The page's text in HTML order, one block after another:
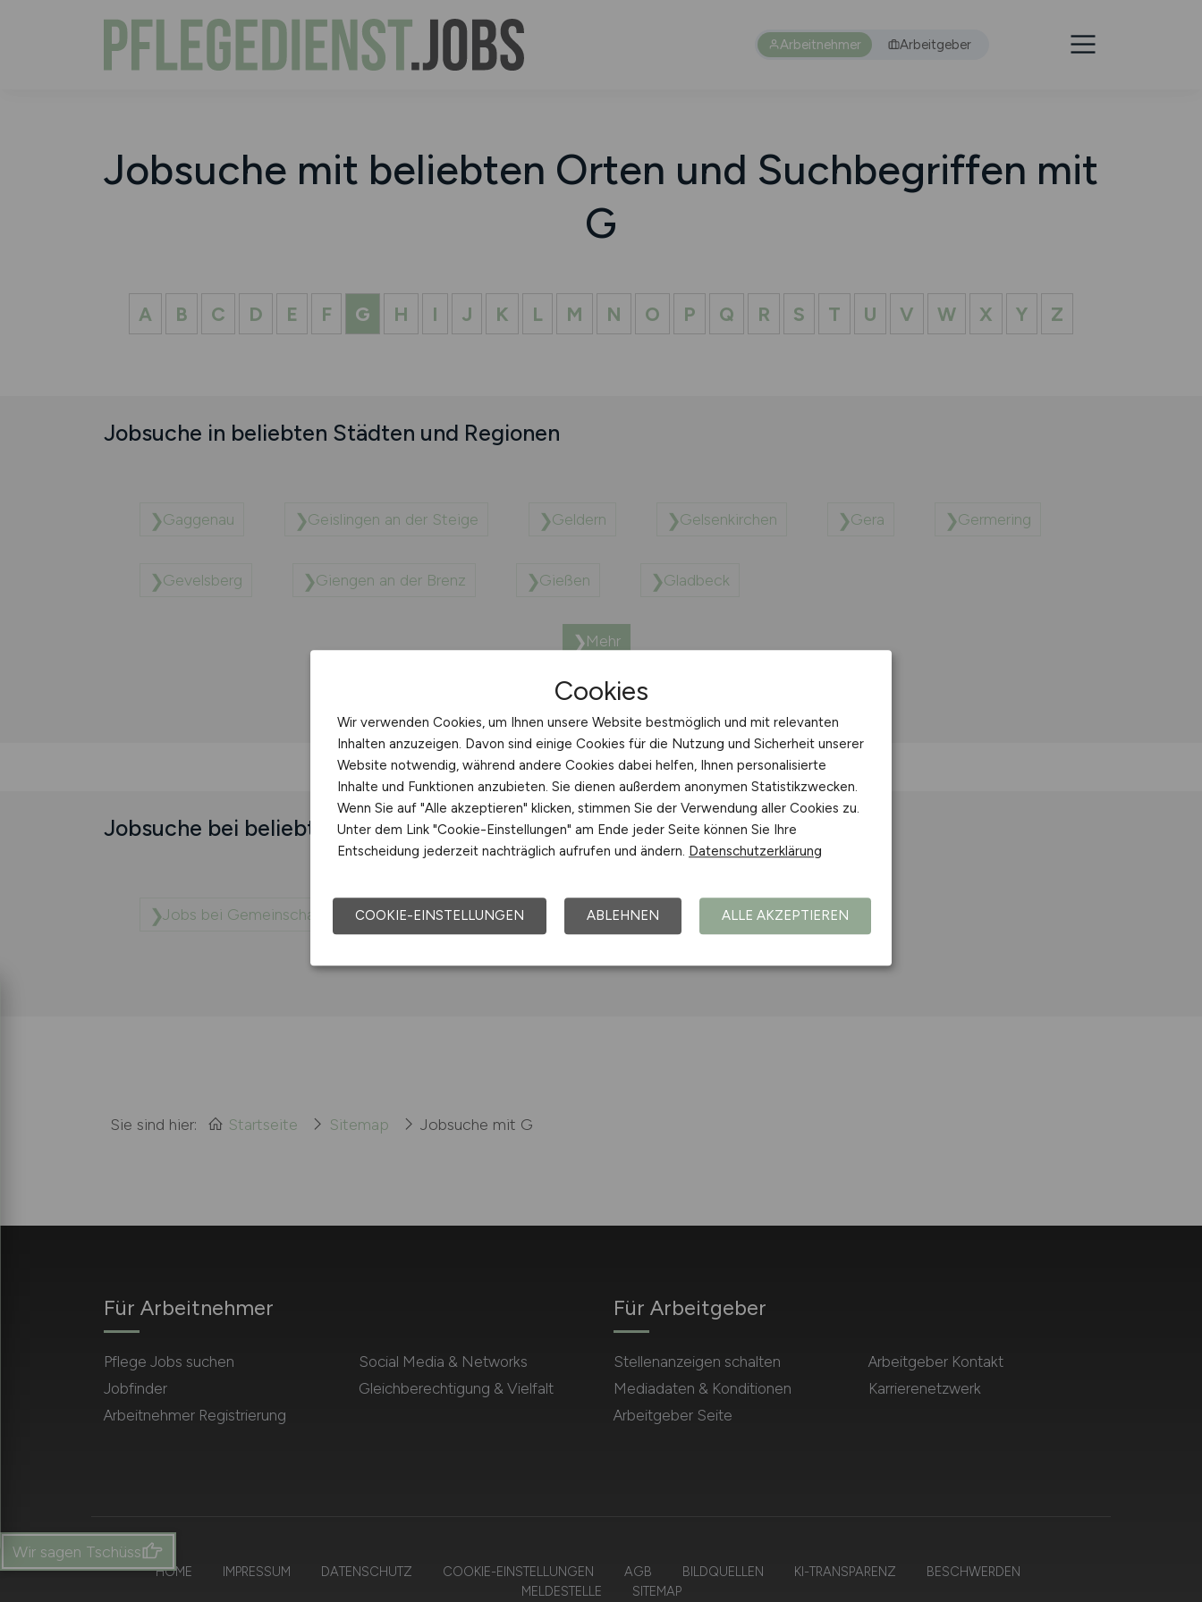
Arbeitnehmer Arbeitgeber
Jobsuche mit beliebten Orten und Suchbegriffen mit
G
A B C D E F G H I J K L M N O P Q R S T U V W X Y Z
Jobsuche in beliebten Städten und Regionen
Gaggenau Geislingen an der Steige Geldern Gelsenkirchen Gera Germering
Gevelsberg Giengen an der Brenz Gießen Gladbeck
Mehr
Jobsuche bei beliebten Unternehmen
Jobs bei Gemeinschaftspraxis für Nieren- und Hochdruckerkrankungen, Dialysezentrum Mosbach
Sie sind hier: Startseite Sitemap Jobsuche mit G
Für Arbeitnehmer
Pflege Jobs suchen
Jobfinder
Arbeitnehmer Registrierung
Social Media & Networks
Gleichberechtigung & Vielfalt
Für Arbeitgeber
Stellenanzeigen schalten
Mediadaten & Konditionen
Arbeitgeber Seite
Arbeitgeber Kontakt
Karrierenetzwerk
HOME IMPRESSUM DATENSCHUTZ COOKIE-EINSTELLUNGEN AGB BILDQUELLEN KI-TRANSPARENZ
BESCHWERDEN
MELDESTELLE
SITEMAP
Wir sagen Tschüss
Cookies
Wir verwenden Cookies, um Ihnen unsere Website bestmöglich und mit relevanten
Inhalten anzuzeigen. Davon sind einige Cookies für die Nutzung und Sicherheit unserer
Website notwendig, während andere Cookies dabei helfen, Ihnen personalisierte
Inhalte und Funktionen anzubieten. Sie dienen außerdem anonymen Statistikzwecken.
Wenn Sie auf "Alle akzeptieren" klicken, stimmen Sie der Verwendung aller Cookies zu.
Unter dem Link "Cookie-Einstellungen" am Ende jeder Seite können Sie Ihre
Entscheidung jederzeit nachträglich aufrufen und ändern. Datenschutzerklärung
COOKIE-EINSTELLUNGEN ABLEHNEN ALLE AKZEPTIEREN